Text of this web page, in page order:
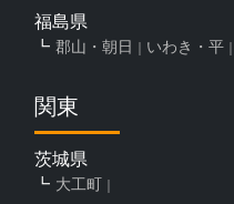
福島県
郡山・朝日 いわき・平
関東
茨城県
大工町